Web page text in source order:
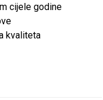
cijele godine
kvaliteta